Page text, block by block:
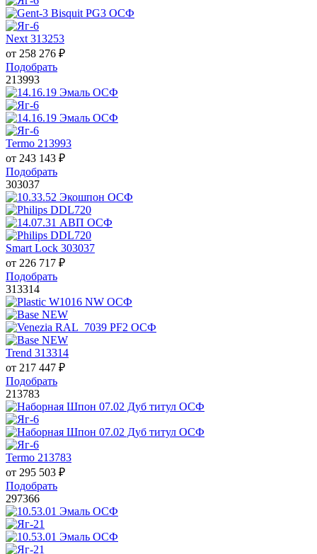
Next 313253
от 258 276 ₽
Подобрать
213993
Termo 213993
от 243 143 ₽
Подобрать
303037
Smart Lock 303037
от 226 717 ₽
Подобрать
313314
Trend 313314
от 217 447 ₽
Подобрать
213783
Termo 213783
от 295 503 ₽
Подобрать
297366